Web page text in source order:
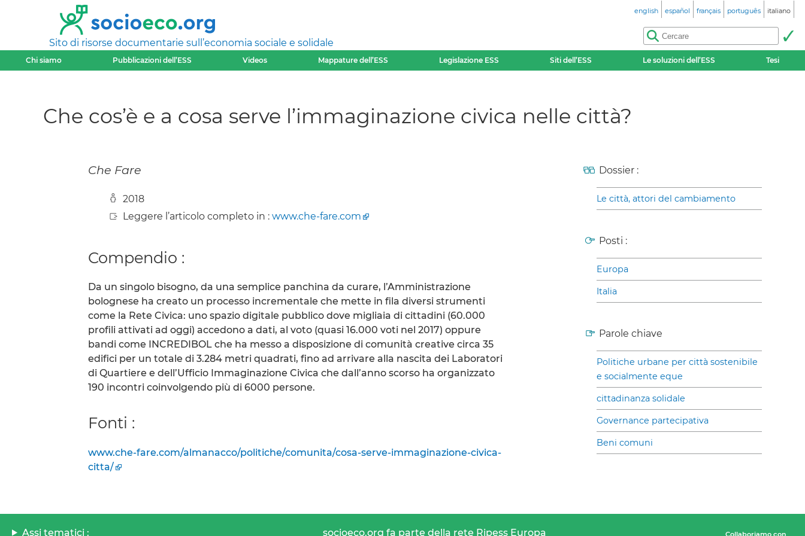
Sito di risorse documentarie sull’economia sociale e solidale
english español français português italiano
Chi siamo Pubblicazioni dell’ESS Videos Mappature dell’ESS Legislazione ESS Siti dell’ESS Le soluzioni dell’ESS Tesi
Che cos’è e a cosa serve l’immaginazione civica nelle città?
Che Fare
2018
Leggere l’articolo completo in : www.che-fare.com
Compendio :
Da un singolo bisogno, da una semplice panchina da curare, l’Amministrazione
bolognese ha creato un processo incrementale che mette in fila diversi strumenti
come la Rete Civica: uno spazio digitale pubblico dove migliaia di cittadini (60.000
profili attivati ad oggi) accedono a dati, al voto (quasi 16.000 voti nel 2017) oppure
bandi come INCREDIBOL che ha messo a disposizione di comunità creative circa 35
edifici per un totale di 3.284 metri quadrati, fino ad arrivare alla nascita dei Laboratori
di Quartiere e dell’Ufficio Immaginazione Civica che dall’anno scorso ha organizzato
190 incontri coinvolgendo più di 6000 persone.
Fonti :
www.che-fare.com/almanacco/politiche/comunita/cosa-serve-immaginazione-civica-
citta/
Dossier :
Le città, attori del cambiamento
Posti :
Europa
Italia
Parole chiave
Politiche urbane per città sostenibile
e socialmente eque
cittadinanza solidale
Governance partecipativa
Beni comuni
Assi tematici : socioeco.org fa parte della rete Ripess Europa Collaboriamo con